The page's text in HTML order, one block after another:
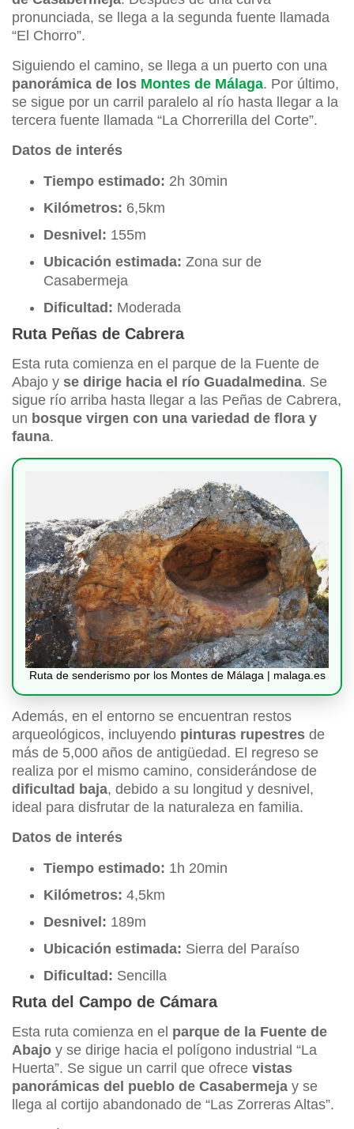
pronunciada, se llega a la segunda fuente llamada
“El Chorro”.
Siguiendo el camino, se llega a un puerto con una
panorámica de los Montes de Málaga. Por último,
se sigue por un carril paralelo al río hasta llegar a la
tercera fuente llamada “La Chorrerilla del Corte”.
Datos de interés
Tiempo estimado: 2h 30min
Kilómetros: 6,5km
Desnivel: 155m
Ubicación estimada: Zona sur de
Casabermeja
Dificultad: Moderada
Ruta Peñas de Cabrera
Esta ruta comienza en el parque de la Fuente de
Abajo y se dirige hacia el río Guadalmedina. Se
sigue río arriba hasta llegar a las Peñas de Cabrera,
un bosque virgen con una variedad de flora y
fauna.
Ruta de senderismo por los Montes de Málaga | malaga.es
Además, en el entorno se encuentran restos
arqueológicos, incluyendo pinturas rupestres de
más de 5,000 años de antigüedad. El regreso se
realiza por el mismo camino, considerándose de
dificultad baja, debido a su longitud y desnivel,
ideal para disfrutar de la naturaleza en familia.
Datos de interés
Tiempo estimado: 1h 20min
Kilómetros: 4,5km
Desnivel: 189m
Ubicación estimada: Sierra del Paraíso
Dificultad: Sencilla
Ruta del Campo de Cámara
Esta ruta comienza en el parque de la Fuente de
Abajo y se dirige hacia el polígono industrial “La
Huerta”. Se sigue un carril que ofrece vistas
panorámicas del pueblo de Casabermeja y se
llega al cortijo abandonado de “Las Zorreras Altas”.